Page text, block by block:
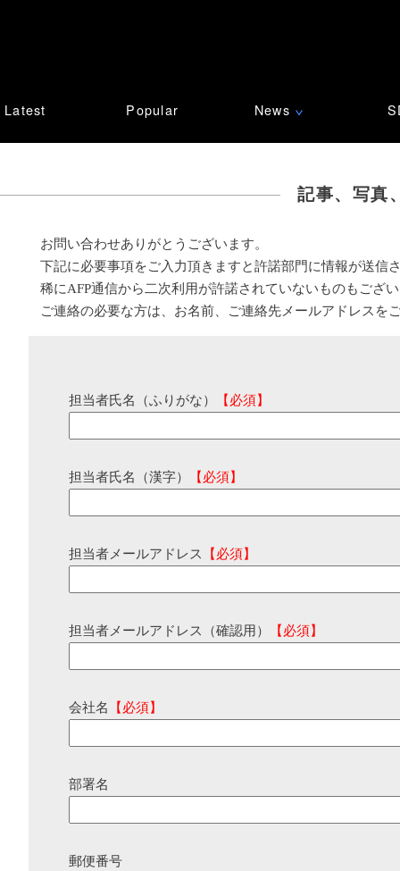
Latest Popular News ∨
記事、写真
お問い合わせありがとうございます。
下記に必要事項をご入力頂きますと許諾部門に情報が送信
稀にAFP通信から二次利用が許諾されていないものもござ
ご連絡の必要な方は、お名前、ご連絡先メールアドレスを
担当者氏名（ふりがな） 【必須】
担当者氏名（漢字） 【必須】
担当者メールアドレス 【必須】
担当者メールアドレス（確認用） 【必須】
会社名 【必須】
部署名
郵便番号